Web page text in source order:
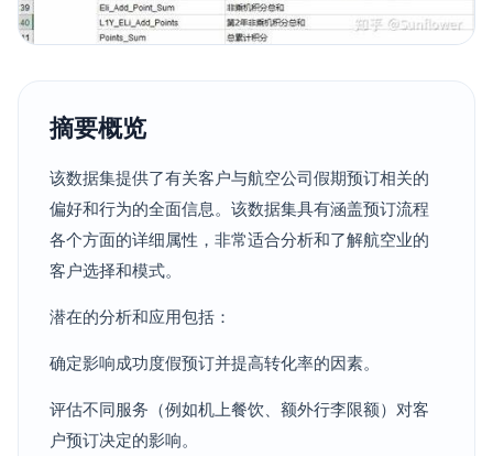
摘要概览
该数据集提供了有关客户与航空公司假期预订相关的
偏好和行为的全面信息。该数据集具有涵盖预订流程
各个方面的详细属性，非常适合分析和了解航空业的
客户选择和模式。
潜在的分析和应用包括：
确定影响成功度假预订并提高转化率的因素。
评估不同服务（例如机上餐饮、额外行李限额）对客
户预订决定的影响。